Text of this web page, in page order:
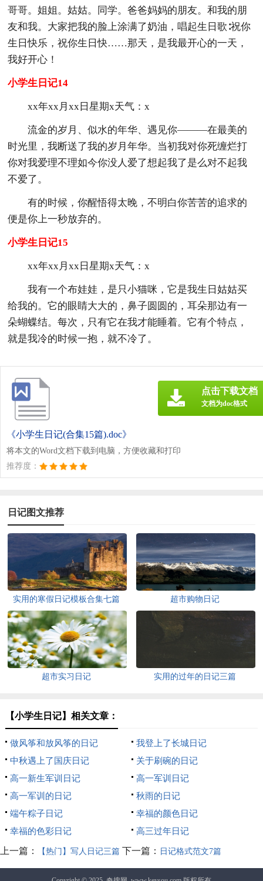
哥哥。姐姐。姑姑。同学。爸爸妈妈的朋友。和我的朋
友和我。大家把我的脸上涂满了奶油，唱起生日歌∶祝你
生日快乐，祝你生日快……那天，是我最开心的一天，
我好开心！
小学生日记14
xx年xx月xx日星期x天气：x
流金的岁月、似水的年华、遇见你———在最美的
时光里，我断送了我的岁月年华。当初我对你死缠烂打
你对我爱理不理如今你没人爱了想起我了是么对不起我
不爱了。
有的时候，你醒悟得太晚，不明白你苦苦的追求的
便是你上一秒放弃的。
小学生日记15
xx年xx月xx日星期x天气：x
我有一个布娃娃，是只小猫咪，它是我生日姑姑买
给我的。它的眼睛大大的，鼻子圆圆的，耳朵那边有一
朵蝴蝶结。每次，只有它在我才能睡着。它有个特点，
就是我冷的时候一抱，就不冷了。
《小学生日记(合集15篇).doc》
将本文的Word文档下载到电脑，方便收藏和打印
推荐度：
点击下载文档
文档为doc格式
日记图文推荐
实用的寒假日记模板合集七篇 超市购物日记
超市实习日记 实用的过年的日记三篇
【小学生日记】相关文章：
做风筝和放风筝的日记
我登上了长城日记
中秋遇上了国庆日记
关于刷碗的日记
高一新生军训日记
高一军训日记
高一军训的日记
秋雨的日记
端午粽子日记
幸福的颜色日记
幸福的色彩日记
高三过年日记
上一篇： 【热门】写人日记三篇 下一篇： 日记格式范文7篇